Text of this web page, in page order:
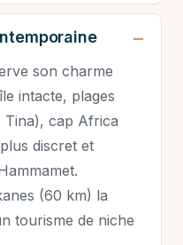
son charme
intacte, plages
Tina), cap Africa
discret et
(60 km) la
tourisme de niche